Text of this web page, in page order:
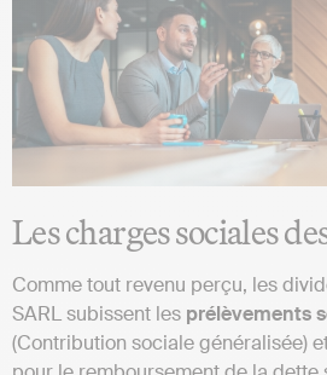
Les charges sociales
Comme tout revenu perçu, les
SARL subissent les prélèvements
(Contribution sociale généralisée)